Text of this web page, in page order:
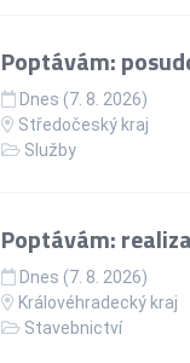
Poptávám:
Dnes (7. 8. 2026)
Středočeský kraj
Služby
Poptávám:
Dnes (7. 8. 2026)
Královéhradecký kraj
Stavebnictví